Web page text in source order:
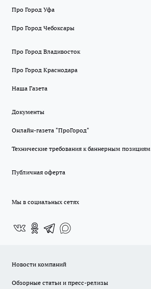
Про Город Уфа
Про Город Чебоксары
Про Город Владивосток
Про Город Краснодара
Наша Газета
Документы
Онлайн-газета "ПроГород"
Технические требования к баннерным позициям
Публичная оферта
Мы в социальных сетях
Новости компаний
Обзорные статьи и пресс-релизы